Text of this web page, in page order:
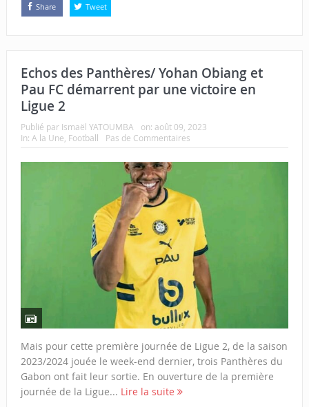
Share Tweet
Echos des Panthères/ Yohan Obiang et
Pau FC démarrent par une victoire en
Ligue 2
Publié par Ismaël YATOUMBA on: août 09, 2023
In: A la Une Football Pas de Commentaires
Mais pour cette première journée de Ligue 2, de la saison
2023/2024 jouée le week-end dernier, trois Panthères du
Gabon ont fait leur sortie. En ouverture de la première
journée de la Ligue... Lire la suite